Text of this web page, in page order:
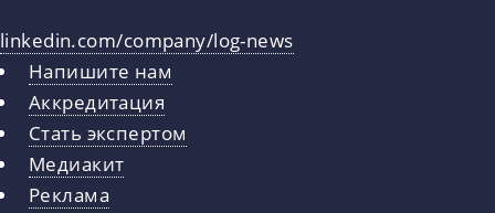
linkedin.com/company/log-news
Напишите нам
Аккредитация
Стать экспертом
Медиакит
Реклама